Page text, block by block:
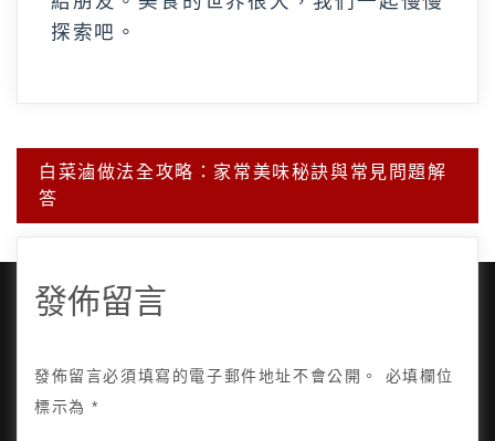
探索吧。
文
章
導
覽
白菜滷做法全攻略：家常美味秘訣與常見問題解
答
發佈留言
發佈留言必須填寫的電子郵件地址不會公開。
必填欄位
標示為*
Copyright © 2025, All Rights Reserved. 關於我